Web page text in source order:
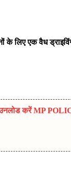
के लिए एक वैध
करें MP